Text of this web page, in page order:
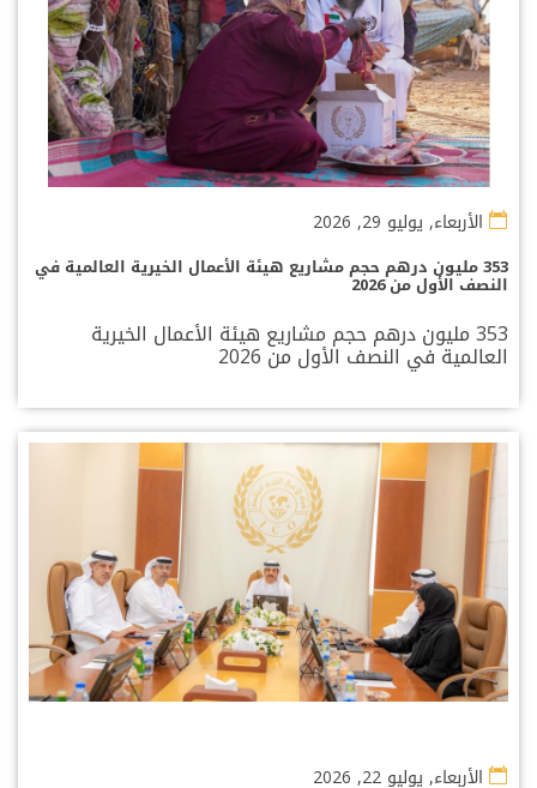
الأربعاء, يوليو 29, 2026
353 مليون درهم حجم مشاريع هيئة الأعمال الخيرية العالمية في
النصف الأول من 2026
353 مليون درهم حجم مشاريع هيئة الأعمال الخيرية
العالمية في النصف الأول من 2026
الأربعاء, يوليو 22, 2026